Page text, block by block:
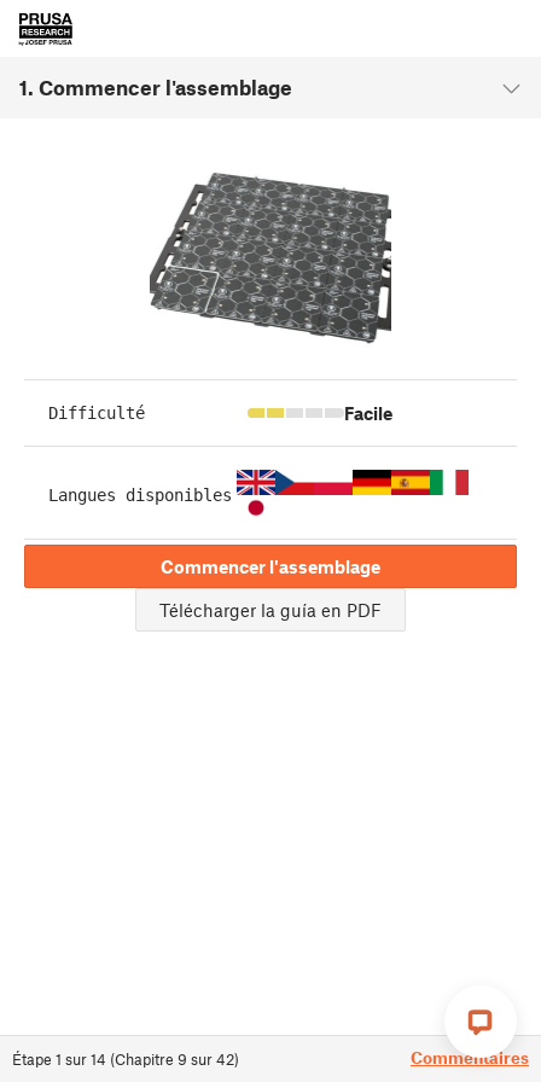
1. Commencer l'assemblage
Étape 1 sur14 (Chapitre 9 sur42) Commentaires
Difficulté Facile
Langues disponibles
Commencer l'assemblage
Télécharger la guía en PDF